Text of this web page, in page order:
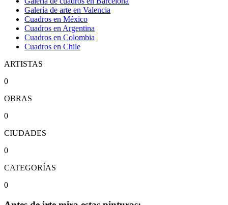
Galería de arte en Valencia
Cuadros en México
Cuadros en Argentina
Cuadros en Colombia
Cuadros en Chile
ARTISTAS
0
OBRAS
0
CIUDADES
0
CATEGORÍAS
0